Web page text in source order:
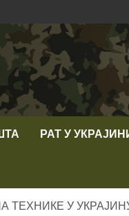
РАТ У
ТЕХНИКЕ У